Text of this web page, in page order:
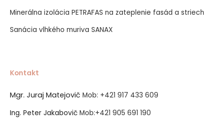
Minerálna izolácia PETRAFAS na zateplenie fasád a striech
Sanácia vlhkého muriva SANAX
Kontakt
Mgr. Juraj Matejovič Mob: +421 917 433 609
Ing. Peter Jakabovič Mob:+421 905 691 190